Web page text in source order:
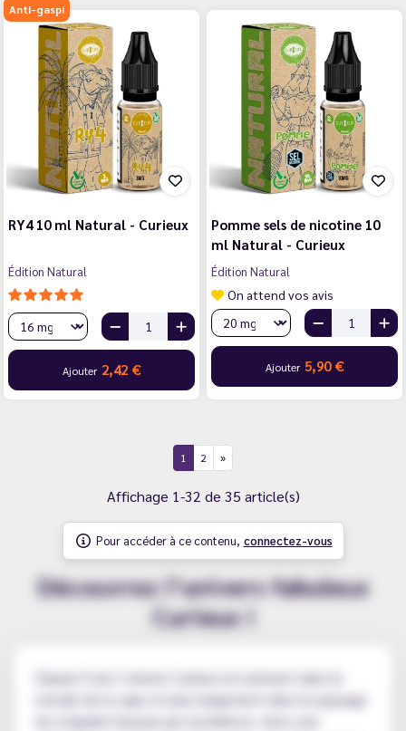
Anti-gaspi
RY4 10 ml Natural - Curieux
Édition Natural
Ajouter 2,42 €
Pomme sels de nicotine 10
ml Natural - Curieux
Édition Natural
On attend vos avis
Ajouter 5,90 €
1 2
Affichage 1-32 de 35 article(s)
Pour accéder à ce contenu, connectez-vous
Découvrez l’univers fabuleux
Curieux !
Depuis 9 ans l’univers Curieux est présent dans le
monde de la vape et plus largement dans le paysage
du e-liquide français par excellence. Avec une